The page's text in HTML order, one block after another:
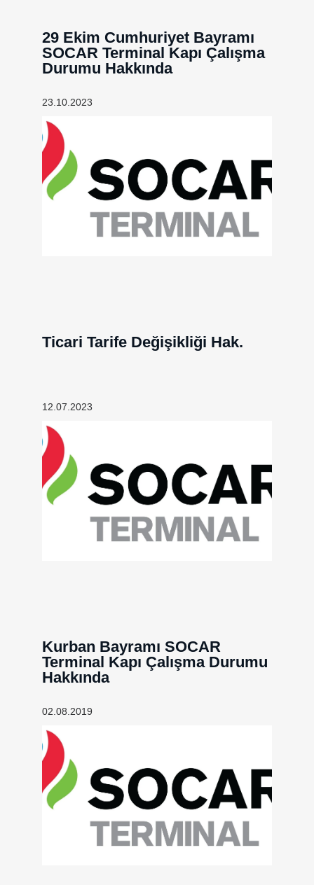
29 Ekim Cumhuriyet Bayramı
SOCAR Terminal Kapı Çalışma
Durumu Hakkında
23.10.2023
Ticari Tarife Değişikliği Hak.
12.07.2023
Kurban Bayramı SOCAR
Terminal Kapı Çalışma Durumu
Hakkında
02.08.2019